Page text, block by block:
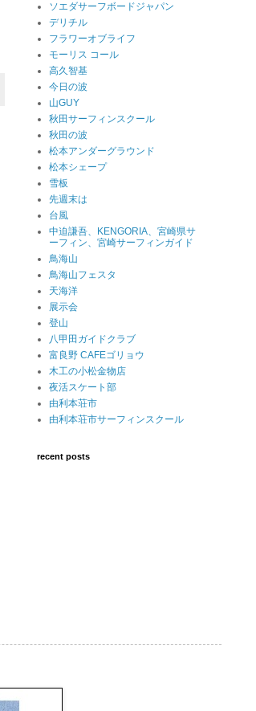
ソエダサーフボードジャパン
デリチル
フラワーオブライフ
モーリス コール
高久智基
今日の波
山GUY
秋田サーフィンスクール
秋田の波
松本アンダーグラウンド
松本シェープ
雪板
先週末は
台風
中迫謙吾、KENGORIA、宮崎県サ
ーフィン、宮崎サーフィンガイド
鳥海山
鳥海山フェスタ
天海洋
展示会
登山
八甲田ガイドクラブ
富良野 CAFEゴリョウ
木工の小松金物店
夜活スケート部
由利本荘市
由利本荘市サーフィンスクール
recent posts